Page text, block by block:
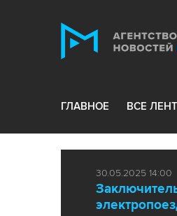
ГЛАВНОЕ ВСЕ
30.05.2025 14:00